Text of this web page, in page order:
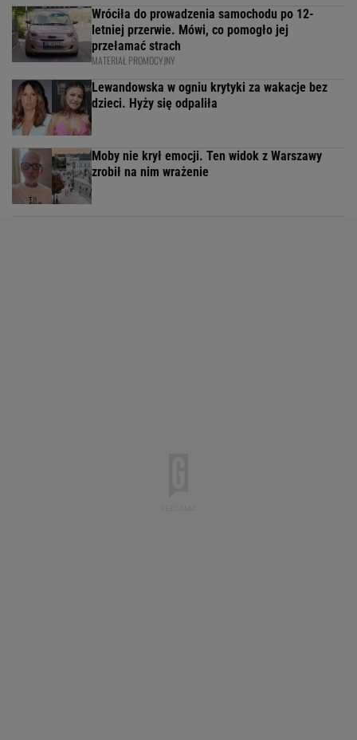
Wróciła do prowadzenia samochodu po 12-
letniej przerwie. Mówi, co pomogło jej
przełamać strach
MATERIAŁ PROMOCYJNY
Lewandowska w ogniu krytyki za wakacje bez
dzieci. Hyży się odpaliła
Moby nie krył emocji. Ten widok z Warszawy
zrobił na nim wrażenie